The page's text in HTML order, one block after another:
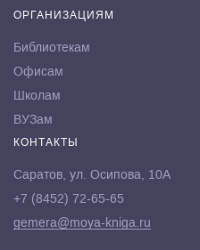
ОРГАНИЗАЦИЯМ
Библиотекам
Офисам
Школам
ВУЗам
КОНТАКТЫ
Саратов, ул. Осипова, 10А
+7 (8452) 72-65-65
gemera@moya-kniga.ru